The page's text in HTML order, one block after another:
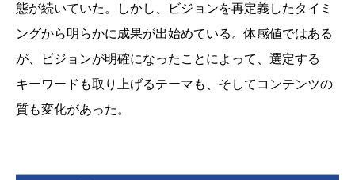
態が続いていた。しかし、ビジョンを再定義したタイミ
ングから明らかに成果が出始めている。体感値ではある
が、ビジョンが明確になったことによって、選定する
キーワードも取り上げるテーマも、そしてコンテンツの
質も変化があった。